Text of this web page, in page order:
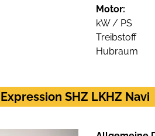
Motor:
kW / PS
Treibstoff
Hubraum
SHZ LKHZ Navi